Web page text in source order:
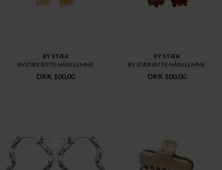
BY STÆR
BYSTÆR BITTE HÅRKLEMME
DKK 100,00
BY STÆR
BY STÆR BITTE HÅRKLEMME
DKK 100,00